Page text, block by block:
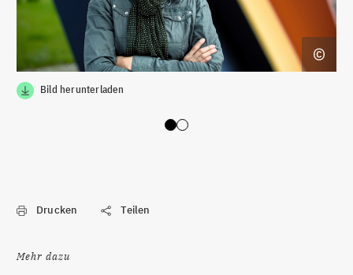
Bild herunterladen
Slide 0
Slide 1
Drucken Teilen
Mehr dazu